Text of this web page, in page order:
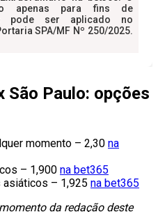
São Paulo: opções
momento – 2,30 na
– 1,900 na bet365
asiáticos – 1,925 na bet365
da redação deste